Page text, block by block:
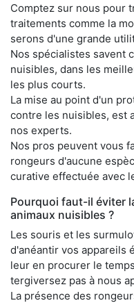
Comptez sur nous pour
traitements comme la
serons d'une grande
Nos spécialistes savent
nuisibles, dans les
les plus courts.
La mise au point d'un
contre les nuisibles, est
nos experts.
Nos pros peuvent vous
rongeurs d'aucune
curative effectuée avec
Pourquoi faut-il éviter
animaux nuisibles ?
Les souris et les
d'anéantir vos appareils
leur en procurer le
tergiversez pas à nous
La présence des